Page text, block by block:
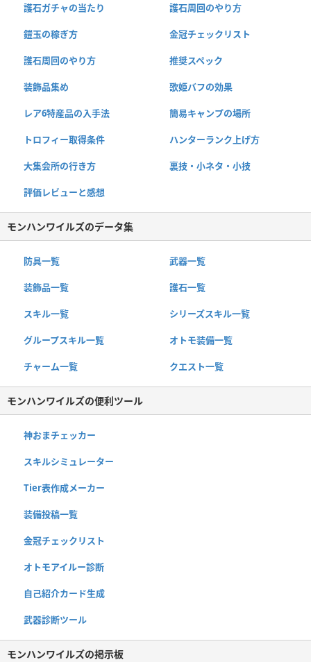
護石ガチャの当たり 護石周回のやり方
鎧玉の稼ぎ方 金冠チェックリスト
護石周回のやり方 推奨スペック
装飾品集め 歌姫バフの効果
レア6特産品の入手法 簡易キャンプの場所
トロフィー取得条件 ハンターランク上げ方
大集会所の行き方 裏技・小ネタ・小技
評価レビューと感想
モンハンワイルズのデータ集
防具一覧 武器一覧
装飾品一覧 護石一覧
スキル一覧 シリーズスキル一覧
グループスキル一覧 オトモ装備一覧
チャーム一覧 クエスト一覧
モンハンワイルズの便利ツール
神おまチェッカー
スキルシミュレーター
Tier表作成メーカー
装備投稿一覧
金冠チェックリスト
オトモアイルー診断
自己紹介カード生成
武器診断ツール
モンハンワイルズの掲示板